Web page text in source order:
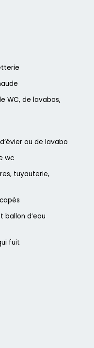
WC, de lavabos,
ou de lavabo
wc
tuyauterie,
d’eau
fuit